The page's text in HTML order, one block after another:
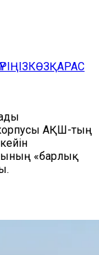
КӨЗҚАРАС
АҚШ-тың
«барлық